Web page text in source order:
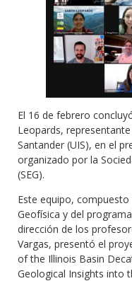
El 16 de febrero
Leopards,
Santander (UIS), en el
organizado por la
(SEG).
Este equipo,
Geofísica y del
dirección de los
Vargas, presentó el
of the Illinois Basin
Geological Insights into